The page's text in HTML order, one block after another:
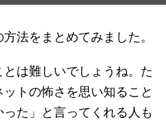
法をまとめてみました。
は難しいでしょうね。た
トの怖さを思い知ること
た」と言ってくれる人も